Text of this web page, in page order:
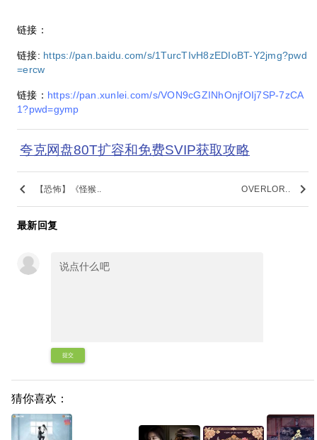
链接：
链接: https://pan.baidu.com/s/1TurcTIvH8zEDIoBT-Y2jmg?pwd
=ercw
链接： https://pan.xunlei.com/s/VON9cGZINhOnjfOIj7SP-7zCA
1?pwd=gymp
夸克网盘80T扩容和免费SVIP获取攻略
keyboard_arrow_left 【恐怖】《怪猴.. OVERLOR.. keyboard_arrow_right
最新回复
提交
猜你喜欢：